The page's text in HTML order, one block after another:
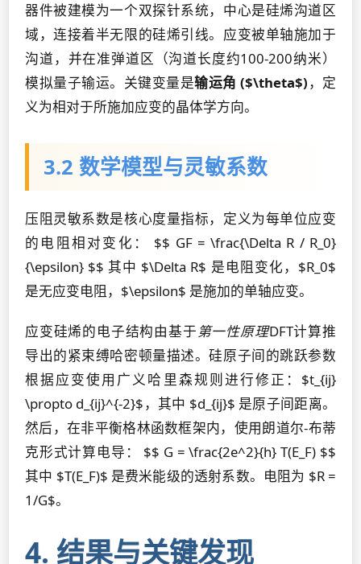
器件被建模为一个双探针系统，中心是硅烯沟道区
域，连接着半无限的硅烯引线。应变被单轴施加于
沟道，并在准弹道区（沟道长度约100-200纳米）
模拟量子输运。关键变量是输运角 ($\theta$) ，定
义为相对于所施加应变的晶体学方向。
3.2 数学模型与灵敏系数
压阻灵敏系数是核心度量指标，定义为每单位应变
的电阻相对变化： $$ GF = \frac{\Delta R / R_0}
{\epsilon} $$ 其中 $\Delta R$ 是电阻变化，$R_0$
是无应变电阻，$\epsilon$ 是施加的单轴应变。
应变硅烯的电子结构由基于第一性原理DFT计算推
导出的紧束缚哈密顿量描述。硅原子间的跳跃参数
根据应变使用广义哈里森规则进行修正：$t_{ij}
\propto d_{ij}^{-2}$，其中 $d_{ij}$ 是原子间距离。
然后，在非平衡格林函数框架内，使用朗道尔-布蒂
克形式计算电导： $$ G = \frac{2e^2}{h} T(E_F) $$
其中 $T(E_F)$ 是费米能级的透射系数。电阻为 $R =
1/G$。
4. 结果与关键发现